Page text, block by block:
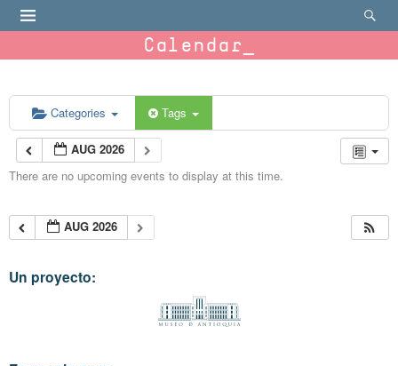
Calendar
Categories Tags
AUG 2026
There are no upcoming events to display at this time.
AUG 2026
Un proyecto: